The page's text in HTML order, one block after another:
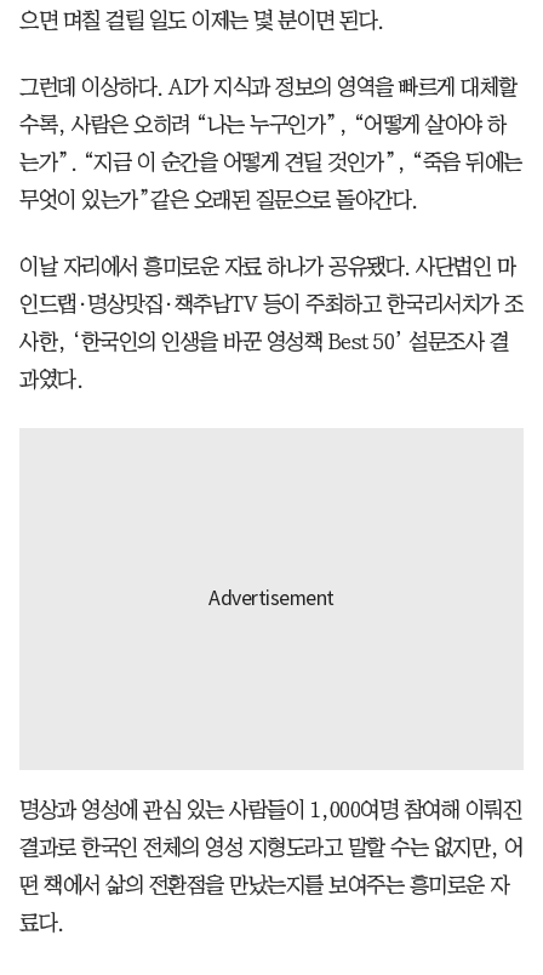
으면 며칠 걸릴 일도 이제는 몇 분이면 된다.
그런데 이상하다. AI가 지식과 정보의 영역을 빠르게 대체할
수록, 사람은 오히려 “나는 누구인가”, “어떻게 살아야 하
는가”. “지금 이 순간을 어떻게 견딜 것인가”, “죽음 뒤에는
무엇이 있는가”같은 오래된 질문으로 돌아간다.
이날 자리에서 흥미로운 자료 하나가 공유됐다. 사단법인 마
인드랩∙명상맛집∙책추남TV 등이 주최하고 한국리서치가 조
사한, ‘한국인의 인생을 바꾼 영성책 Best 50’ 설문조사 결
과였다.
명상과 영성에 관심 있는 사람들이 1,000여명 참여해 이뤄진
결과로 한국인 전체의 영성 지형도라고 말할 수는 없지만, 어
떤 책에서 삶의 전환점을 만났는지를 보여주는 흥미로운 자
료다.